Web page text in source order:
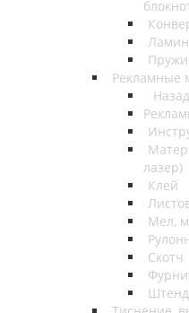
Рекламные
Назад
лазер)
Клей
Мел,
Скотч